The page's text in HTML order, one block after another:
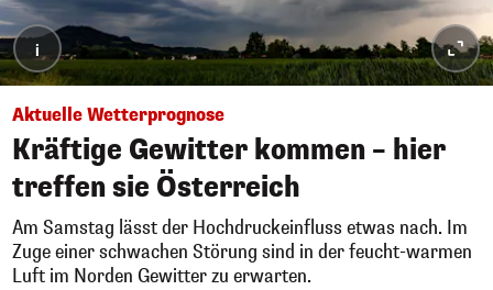
i
Aktuelle Wetterprognose
Kräftige Gewitter kommen – hier
treffen sie Österreich
Am Samstag lässt der Hochdruckeinfluss etwas nach. Im
Zuge einer schwachen Störung sind in der feucht-warmen
Luft im Norden Gewitter zu erwarten.